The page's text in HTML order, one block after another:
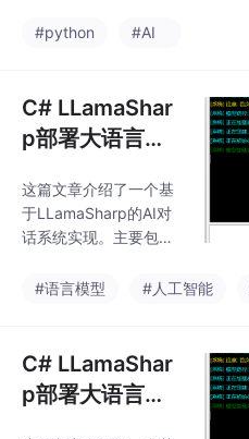
参数、仅需单个骨干网
方法适用于
利用预训练的DINOv2
维子空间模型，计算测
试样本的重构误差作为
异常分数。其优势在于
工作、计算高效且可解
释性强，在MVTec-AD
和VisA数据集上分别达
像级AUROC。该方法支
#python #AI
C# LLamaShar
p部署大语言模
这篇文章介绍了一个基
于LLamaSharp的AI对
话系统实现。主要包含
（Form1.Designer.c
清除按钮、进度条和状
态栏的Windows窗体应
用 采用黑底绿字的终端
#语言模型 #人工智能
C# LLamaShar
p部署大语言模